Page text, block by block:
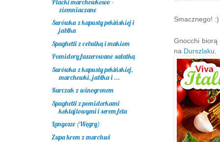
Smacznego!
Gnocchi biorą
na Durszlaku
Placki marchewkowo -
ziemniaczane
Surówka z kapusty pekińskiej i
jabłka
Spaghetti z cebulką i makiem
Pomidory faszerowane sałatką
Surówka z kapusty pekińskiej,
marchewki, jabłka i ...
Kurczak z winogronem
Spaghetti z pomidorkami
koktajlowymi i serem feta
Langosze (Węgry)
Zupa krem z marchwi